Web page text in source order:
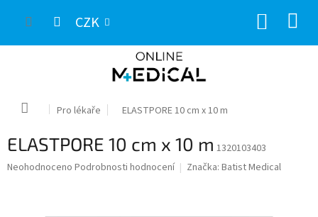
CZK
Domů Pro lékaře ELASTPORE 10 cm x 10 m
ELASTPORE 10 cm x 10 m 1320103403
Průměrné
Neohodnoceno Podrobnosti hodnocení Značka: Batist Medical